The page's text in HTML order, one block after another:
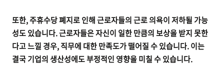
또한, 주휴수당 폐지로 인해 근로자들의 근로 의욕이 저하될 가능
성도 있습니다. 근로자들은 자신이 일한 만큼의 보상을 받지 못한
다고 느낄 경우, 직무에 대한 만족도가 떨어질 수 있습니다. 이는
결국 기업의 생산성에도 부정적인 영향을 미칠 수 있습니다.